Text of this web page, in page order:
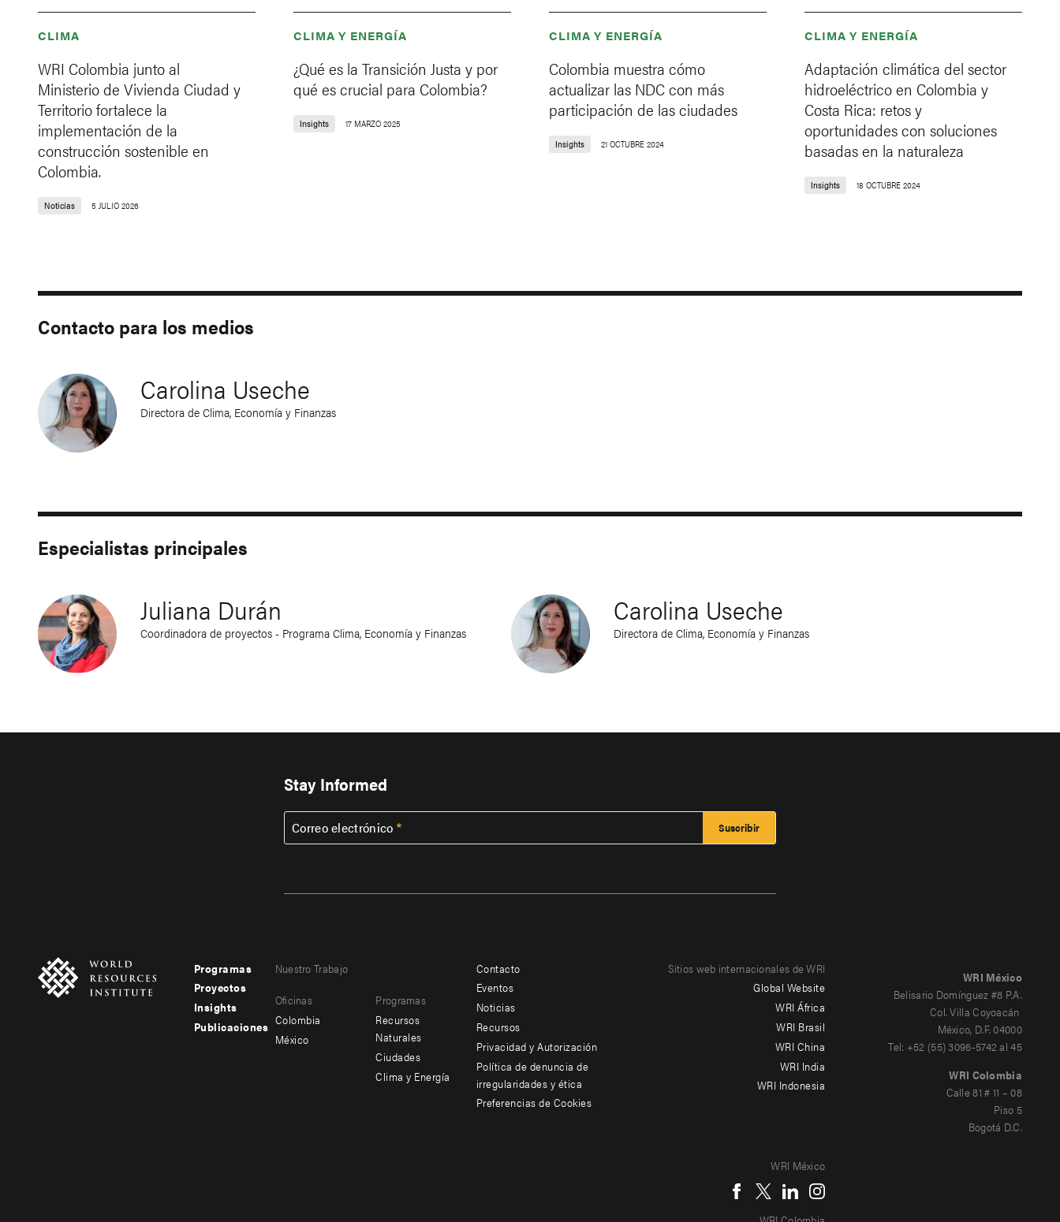
CLIMA
WRI Colombia junto al
Ministerio de Vivienda Ciudad y
Territorio fortalece la
implementación de la
construcción sostenible en
Colombia.
Noticias 5 JULIO 2026
CLIMA Y ENERGÍA
¿Qué es la Transición Justa y por
qué es crucial para Colombia?
Insights 17 MARZO 2025
CLIMA Y ENERGÍA
Colombia muestra cómo
actualizar las NDC con más
participación de las ciudades
Insights 21 OCTUBRE 2024
CLIMA Y ENERGÍA
Adaptación climática del sector
hidroeléctrico en Colombia y
Costa Rica: retos y
oportunidades con soluciones
basadas en la naturaleza
Insights 18 OCTUBRE 2024
Contacto para los medios
Carolina Useche
Directora de Clima, Economía y Finanzas
Especialistas principales
Juliana Durán
Coordinadora de proyectos - Programa Clima, Economía y Finanzas
Carolina Useche
Directora de Clima, Economía y Finanzas
Stay Informed
Correo electrónico
Footer
menu
-
Programas
Proyectos
Insights
Publicaciones
menu
-
Nuestro Trabajo
Oficinas
Colombia
México
Programas
Recursos
Naturales
Ciudades
Clima y Energía
Footer
menu
-
Additional
Contacto
Eventos
Noticias
Recursos
Privacidad y Autorización
Política de denuncia de
irregularidades y ética
Preferencias de Cookies
Sitios web internacionales de WRI
Global Website
WRI África
WRI Brasil
WRI China
WRI India
WRI Indonesia
WRI México
Belisario Domínguez #8 P.A.
Col. Villa Coyoacán
México, D.F. 04000
Tel: +52 (55) 3096-5742 al 45
WRI Colombia
Calle 81 # 11 – 08
Piso 5
Bogotá D.C.
WRI México